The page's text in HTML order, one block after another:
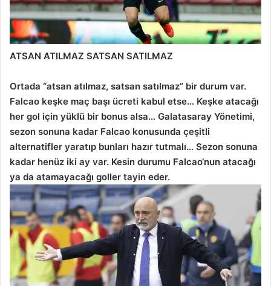
ATSAN ATILMAZ SATSAN SATILMAZ
Ortada “atsan atılmaz, satsan satılmaz” bir durum var.
Falcao keşke maç başı ücreti kabul etse… Keşke atacağı
her gol için yüklü bir bonus alsa… Galatasaray Yönetimi,
sezon sonuna kadar Falcao konusunda çeşitli
alternatifler yaratıp bunları hazır tutmalı… Sezon sonuna
kadar henüz iki ay var. Kesin durumu Falcao‘nun atacağı
ya da atamayacağı goller tayin eder.